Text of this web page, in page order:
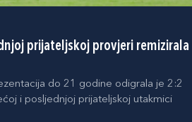
prijateljskoj provjeri remizirala
do 21 godine odigrala je 2:2
i posljednjoj prijateljskoj utakmici